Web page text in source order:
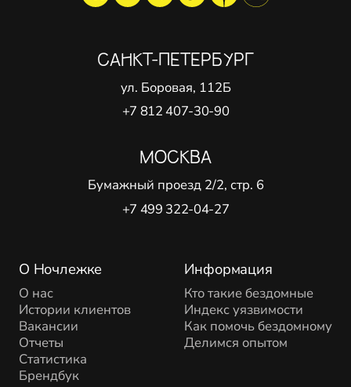
О Ночлежке
О нас
Истории клиентов
Вакансии
Отчеты
Статистика
Брендбук
Информация
Кто такие бездомные
Индекс уязвимости
Как помочь бездомному
Делимся опытом
САНКТ-ПЕТЕРБУРГ
ул. Боровая, 112Б
+7 812 407-30-90
МОСКВА
Бумажный проезд 2/2, стр. 6
+7 499 322-04-27